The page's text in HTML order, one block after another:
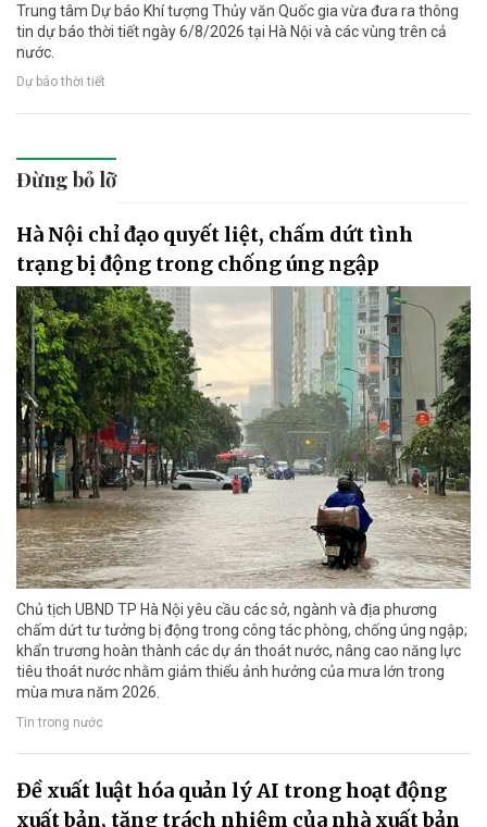
Trung tâm Dự báo Khí tượng Thủy văn Quốc gia vừa đưa ra thông
tin dự báo thời tiết ngày 6/8/2026 tại Hà Nội và các vùng trên cả
nước.
Dự báo thời tiết
Đừng bỏ lỡ
Hà Nội chỉ đạo quyết liệt, chấm dứt tình
trạng bị động trong chống úng ngập
Chủ tịch UBND TP Hà Nội yêu cầu các sở, ngành và địa phương
chấm dứt tư tưởng bị động trong công tác phòng, chống úng ngập;
khẩn trương hoàn thành các dự án thoát nước, nâng cao năng lực
tiêu thoát nước nhằm giảm thiểu ảnh hưởng của mưa lớn trong
mùa mưa năm 2026.
Tin trong nước
Đề xuất luật hóa quản lý AI trong hoạt động
xuất bản, tăng trách nhiệm của nhà xuất bản